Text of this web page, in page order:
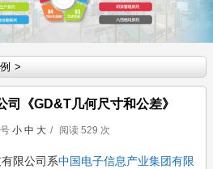
>
司《GD&T几何尺寸和公差》
小 中 大 / 阅读 529 次
限公司系中国电子信息产业集团有限